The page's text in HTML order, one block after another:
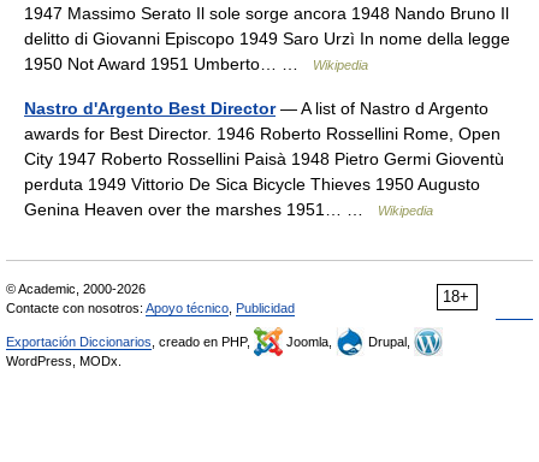
1947 Massimo Serato Il sole sorge ancora 1948 Nando Bruno Il
delitto di Giovanni Episcopo 1949 Saro Urzì In nome della legge
1950 Not Award 1951 Umberto… …
Wikipedia
Nastro d'Argento Best Director— A list of Nastro d Argento
awards for Best Director. 1946 Roberto Rossellini Rome, Open
City 1947 Roberto Rossellini Paisà 1948 Pietro Germi Gioventù
perduta 1949 Vittorio De Sica Bicycle Thieves 1950 Augusto
Genina Heaven over the marshes 1951… …
Wikipedia
18+
© Academic, 2000-2026
Contacte con nosotros: Apoyo técnico Publicidad
Exportación Diccionarios , creado en PHP, Joomla,
Drupal,
WordPress, MODx.